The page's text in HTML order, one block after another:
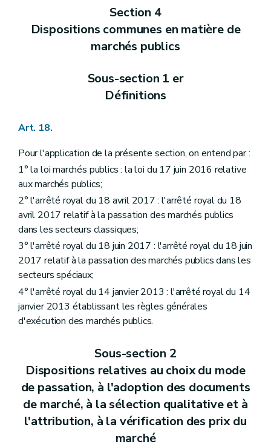
Section 4
Dispositions communes en matière de
marchés publics
Sous-section 1 er
Définitions
Art. 18.
Pour l'application de la présente section, on entend par :
1° la loi marchés publics : la loi du 17 juin 2016 relative
aux marchés publics;
2° l'arrêté royal du 18 avril 2017 : l'arrêté royal du 18
avril 2017 relatif à la passation des marchés publics
dans les secteurs classiques;
3° l'arrêté royal du 18 juin 2017 : l'arrêté royal du 18 juin
2017 relatif à la passation des marchés publics dans les
secteurs spéciaux;
4° l'arrêté royal du 14 janvier 2013 : l'arrêté royal du 14
janvier 2013 établissant les règles générales
d'exécution des marchés publics.
Sous-section 2
Dispositions relatives au choix du mode
de passation, à l'adoption des documents
de marché, à la sélection qualitative et à
l'attribution, à la vérification des prix du
marché